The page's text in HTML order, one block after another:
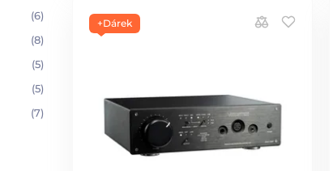
(6)
(8)
(5)
(5)
(7)
+Dárek